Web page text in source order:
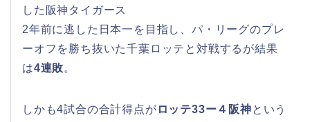
した阪神タイガース
2年前に逃した日本一を目指し、パ・リーグのプレ
ーオフを勝ち抜いた千葉ロッテと対戦するが結果
は4連敗。
しかも4試合の合計得点が ロッテ33ー４阪神という